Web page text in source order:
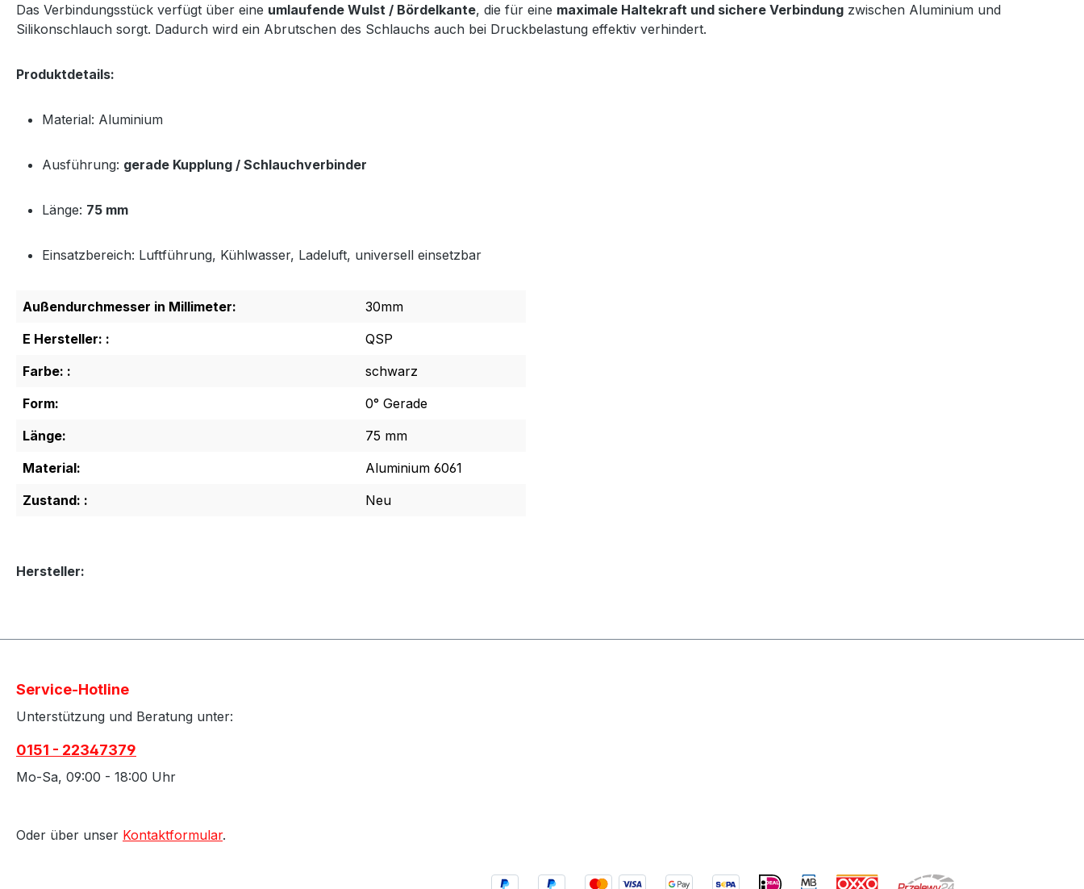
Das Verbindungsstück verfügt über eine umlaufende Wulst / Bördelkante, die für eine maximale Haltekraft und sichere Verbindung zwischen Aluminium und
Silikonschlauch sorgt. Dadurch wird ein Abrutschen des Schlauchs auch bei Druckbelastung effektiv verhindert.
Produktdetails:
Material: Aluminium
Ausführung: gerade Kupplung / Schlauchverbinder
Länge: 75 mm
Einsatzbereich: Luftführung, Kühlwasser, Ladeluft, universell einsetzbar
Außendurchmesser in Millimeter:
30mm
E Hersteller: :
QSP
Farbe: :
schwarz
Form:
0° Gerade
Länge:
75 mm
Material:
Aluminium 6061
Zustand: :
Neu
Hersteller:
Service-Hotline
Unterstützung und Beratung unter:
0151 - 22347379
Mo-Sa, 09:00 - 18:00 Uhr
Oder über unser Kontaktformular.